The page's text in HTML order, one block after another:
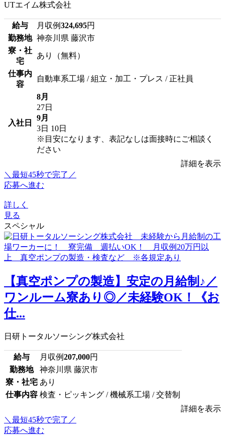
UTエイム株式会社
給与 月収例324,695円
勤務地 神奈川県 藤沢市
寮・社
宅
あり（無料）
仕事内
容
自動車系工場 / 組立・加工・プレス / 正社員
入社日
8月
27日
9月
3日 10日
※目安になります、表記なしは面接時にご相談く
ださい
詳細を表示
＼最短45秒で完了／
応募へ進む
詳しく
見る
スペシャル
【真空ポンプの製造】安定の月給制♪／
ワンルーム寮あり◎／未経験OK！《お
仕...
日研トータルソーシング株式会社
給与 月収例207,000円
勤務地
神奈川県 藤沢市
寮・社宅 あり
仕事内容 検査・ピッキング / 機械系工場 / 交替制
詳細を表示
＼最短45秒で完了／
応募へ進む